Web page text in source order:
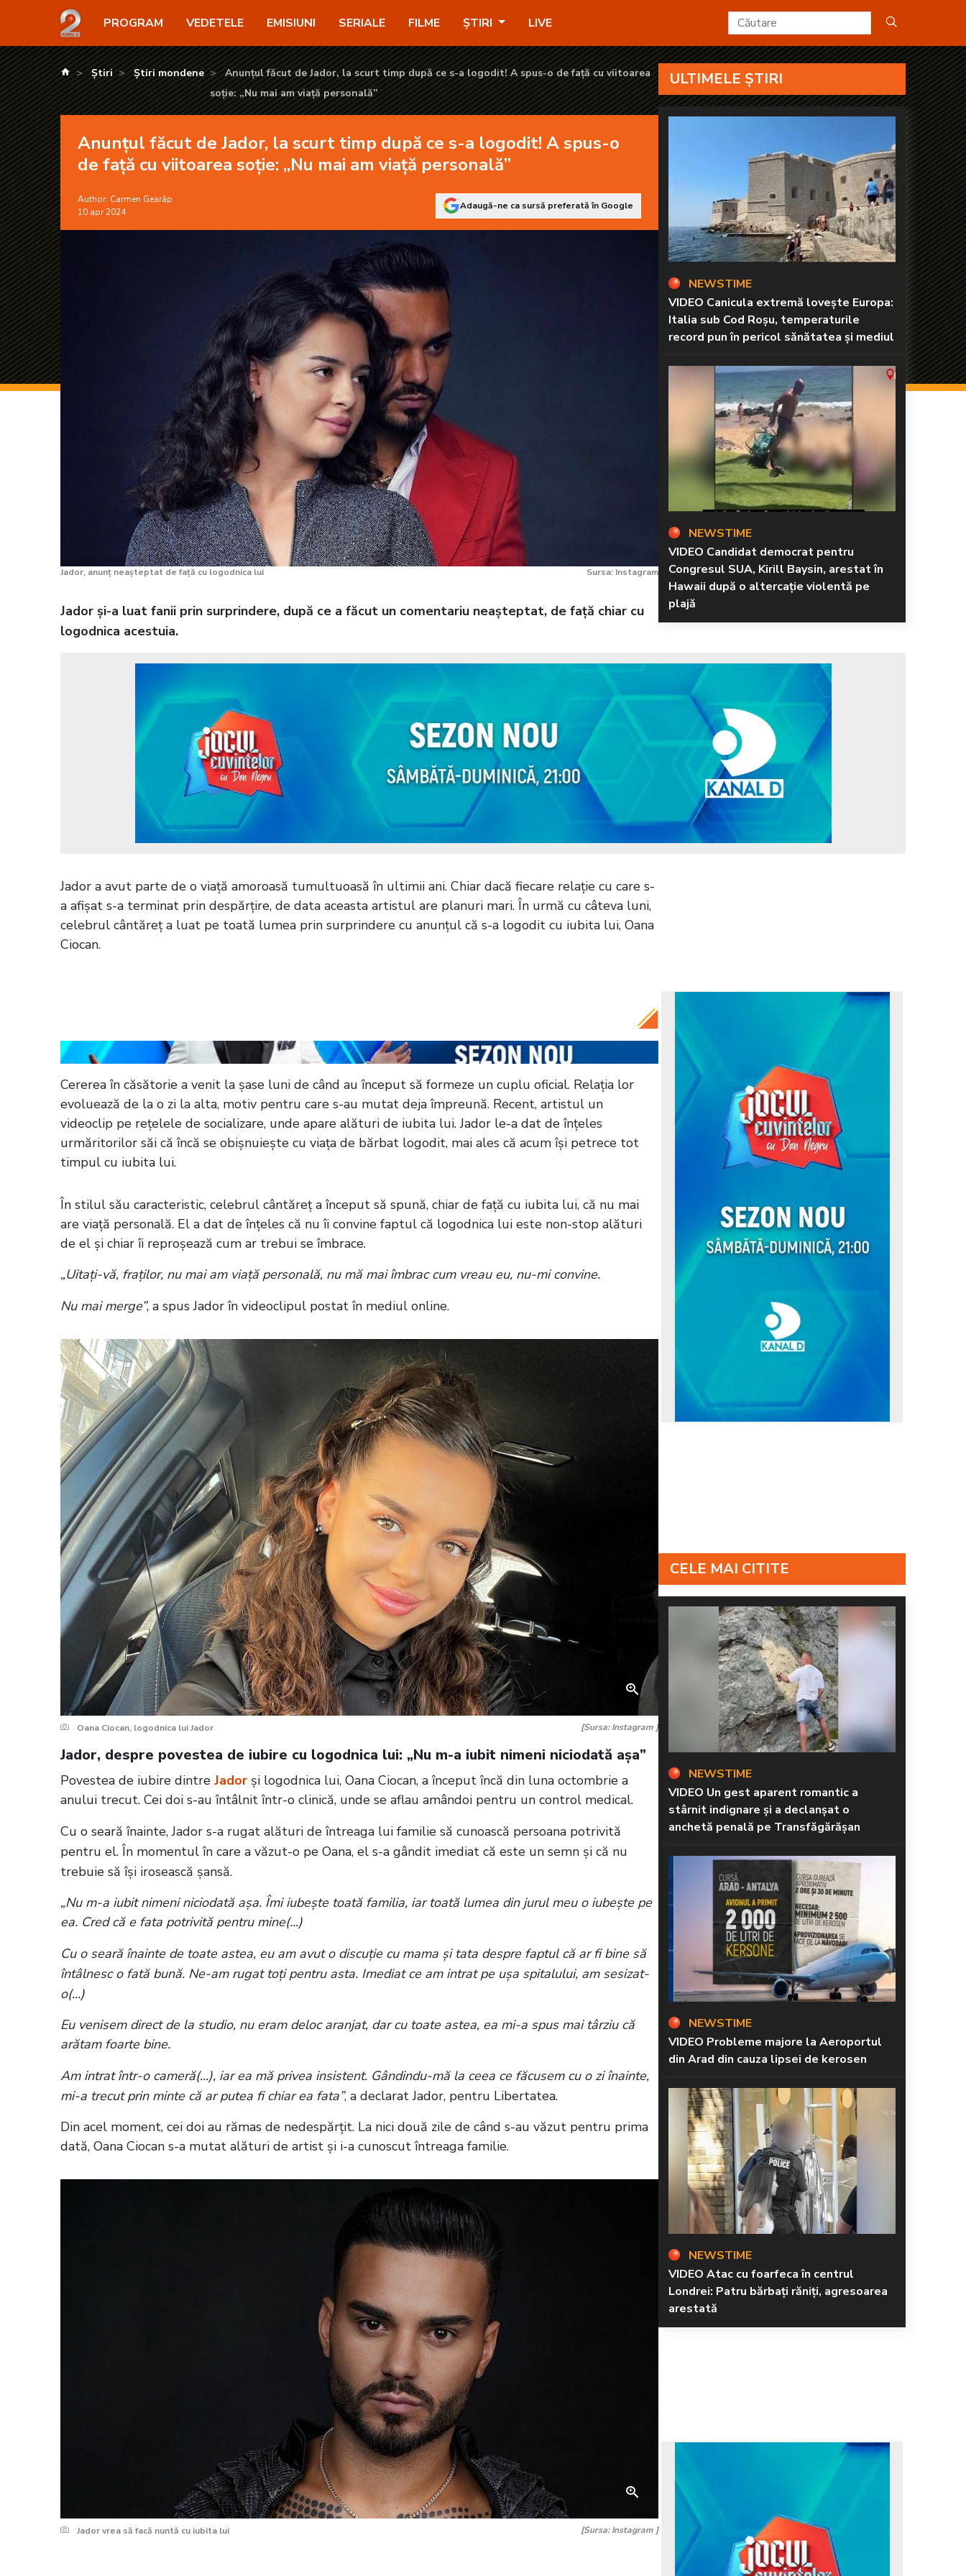
Anunțul făcut de Jador, la scurt timp după ce s-a logodit! A spus-o de față cu viitoarea soție: „Nu mai am viață personală” - KANAL D2
PROGRAM VEDETELE EMISIUNI SERIALE FILME ȘTIRI LIVE
kanald.ro
Știri Știri mondene
Anunțul făcut de Jador, la scurt timp după ce s-a logodit! A spus-o de față cu viitoarea
soție: „Nu mai am viață personală”
Anunțul făcut de Jador, la scurt timp după ce s-a logodit! A spus-o
de față cu viitoarea soție: „Nu mai am viață personală”
Author: Carmen Gearâp
10 apr 2024
Adaugă-ne ca sursă preferată în Google
Jador, anunț neașteptat de față cu logodnica lui Sursa: Instagram
Jador și-a luat fanii prin surprindere, după ce a făcut un comentariu neașteptat, de față chiar cu
logodnica acestuia.
ULTIMELE ȘTIRI
NEWSTIME
VIDEO Canicula extremă lovește Europa:
Italia sub Cod Roșu, temperaturile
record pun în pericol sănătatea și mediul
NEWSTIME
VIDEO Candidat democrat pentru
Congresul SUA, Kirill Baysin, arestat în
Hawaii după o altercație violentă pe
plajă
Jador a avut parte de o viață amoroasă tumultuoasă în ultimii ani. Chiar dacă fiecare relație cu care s-
a afișat s-a terminat prin despărțire, de data aceasta artistul are planuri mari. În urmă cu câteva luni,
celebrul cântăreț a luat pe toată lumea prin surprindere cu anunțul că s-a logodit cu iubita lui, Oana
Ciocan.
Cererea în căsătorie a venit la șase luni de când au început să formeze un cuplu oficial. Relația lor
evoluează de la o zi la alta, motiv pentru care s-au mutat deja împreună. Recent, artistul un
videoclip pe rețelele de socializare, unde apare alături de iubita lui. Jador le-a dat de înțeles
urmăritorilor săi că încă se obișnuiește cu viața de bărbat logodit, mai ales că acum își petrece tot
timpul cu iubita lui.
În stilul său caracteristic, celebrul cântăreț a început să spună, chiar de față cu iubita lui, că nu mai
are viață personală. El a dat de înțeles că nu îi convine faptul că logodnica lui este non-stop alături
de el și chiar îi reproșează cum ar trebui se îmbrace.
„Uitați-vă, fraților, nu mai am viață personală, nu mă mai îmbrac cum vreau eu, nu-mi convine.
Nu mai merge”, a spus Jador în videoclipul postat în mediul online.
Oana Ciocan, logodnica lui Jador [Sursa: Instagram ]
Jador, despre povestea de iubire cu logodnica lui: „Nu m-a iubit nimeni niciodată așa”
Povestea de iubire dintre Jador și logodnica lui, Oana Ciocan, a început încă din luna octombrie a
anului trecut. Cei doi s-au întâlnit într-o clinică, unde se aflau amândoi pentru un control medical.
Cu o seară înainte, Jador s-a rugat alături de întreaga lui familie să cunoască persoana potrivită
pentru el. În momentul în care a văzut-o pe Oana, el s-a gândit imediat că este un semn și că nu
trebuie să își irosească șansă.
„Nu m-a iubit nimeni niciodată așa. Îmi iubește toată familia, iar toată lumea din jurul meu o iubește pe
ea. Cred că e fata potrivită pentru mine(...)
Cu o seară înainte de toate astea, eu am avut o discuție cu mama și tata despre faptul că ar fi bine să
întâlnesc o fată bună. Ne-am rugat toți pentru asta. Imediat ce am intrat pe ușa spitalului, am sesizat-
o(...)
Eu venisem direct de la studio, nu eram deloc aranjat, dar cu toate astea, ea mi-a spus mai târziu că
arătam foarte bine.
Am intrat într-o cameră(...), iar ea mă privea insistent. Gândindu-mă la ceea ce făcusem cu o zi înainte,
mi-a trecut prin minte că ar putea fi chiar ea fata”, a declarat Jador, pentru Libertatea.
Din acel moment, cei doi au rămas de nedespărțit. La nici două zile de când s-au văzut pentru prima
dată, Oana Ciocan s-a mutat alături de artist și i-a cunoscut întreaga familie.
Jador vrea să facă nuntă cu iubita lui [Sursa: Instagram ]
CELE MAI CITITE
NEWSTIME
VIDEO Un gest aparent romantic a
stârnit indignare și a declanșat o
anchetă penală pe Transfăgărășan
NEWSTIME
VIDEO Probleme majore la Aeroportul
din Arad din cauza lipsei de kerosen
NEWSTIME
VIDEO Atac cu foarfeca în centrul
Londrei: Patru bărbați răniți, agresoarea
arestată